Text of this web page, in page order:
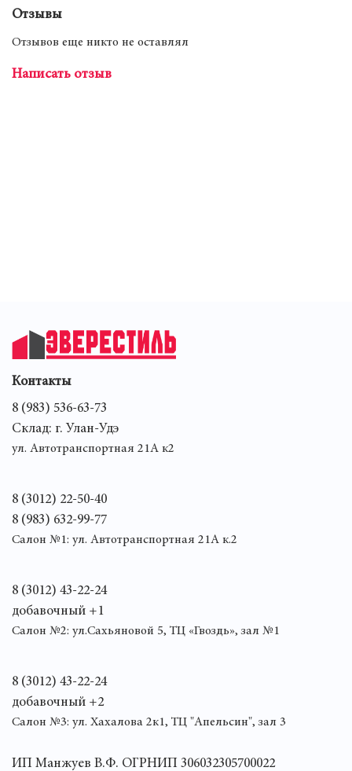
Отзывы
Отзывов еще никто не оставлял
Написать отзыв
Контакты
8 (983) 536-63-73
Склад: г. Улан-Удэ
ул. Автотранспортная 21А к2
8 (3012) 22-50-40
8 (983) 632-99-77
Салон №1: ул. Автотранспортная 21А к.2
8 (3012) 43-22-24
добавочный +1
Салон №2: ул.Сахьяновой 5, ТЦ «Гвоздь», зал №1
8 (3012) 43-22-24
добавочный +2
Салон №3: ул. Хахалова 2к1, ТЦ "Апельсин", зал 3
ИП Манжуев В.Ф. ОГРНИП 306032305700022